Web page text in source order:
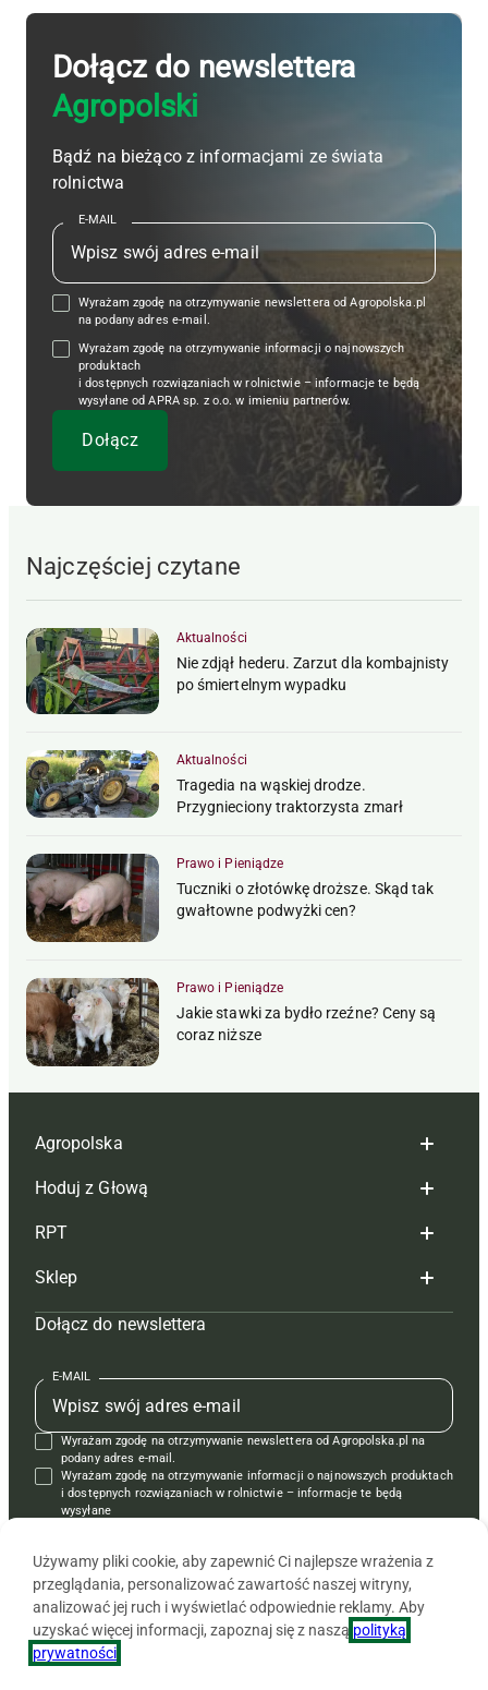
Dołącz do newslettera
Agropolski
Bądź na bieżąco z informacjami ze świata
rolnictwa
E-MAIL
Wyrażam zgodę na otrzymywanie newslettera od Agropolska.pl
na podany adres e-mail.
Wyrażam zgodę na otrzymywanie informacji o najnowszych
produktach
i dostępnych rozwiązaniach w rolnictwie – informacje te będą
wysyłane od APRA sp. z o.o. w imieniu partnerów.
Najczęściej czytane
Aktualności
Nie zdjął hederu. Zarzut dla kombajnisty
po śmiertelnym wypadku
Aktualności
Tragedia na wąskiej drodze.
Przygnieciony traktorzysta zmarł
Prawo i Pieniądze
Tuczniki o złotówkę droższe. Skąd tak
gwałtowne podwyżki cen?
Prawo i Pieniądze
Jakie stawki za bydło rzeźne? Ceny są
coraz niższe
Agropolska
Redakcja
Reklama
Tagi
Mapa serwisu
Kontakt
Regulamin
Polityka prywatności
Hoduj z Głową
Hoduj z głową bydło
Hoduj z głową świnie
Prenumerata
Redakcja
Kontakt
Reklama
RPT
Redakcja
Prenumerata
Reklama
Kontakt
Krzyżówki
Sklep
Czasopisma i prenumerata
Książki
Regulamin
Dołącz do newslettera
E-MAIL
Wyrażam zgodę na otrzymywanie newslettera od Agropolska.pl na
podany adres e-mail.
Wyrażam zgodę na otrzymywanie informacji o najnowszych produktach
i dostępnych rozwiązaniach w rolnictwie – informacje te będą
wysyłane
Używamy pliki cookie, aby zapewnić Ci najlepsze wrażenia z
przeglądania, personalizować zawartość naszej witryny,
analizować jej ruch i wyświetlać odpowiednie reklamy. Aby
uzyskać więcej informacji, zapoznaj się z naszą polityką
prywatności